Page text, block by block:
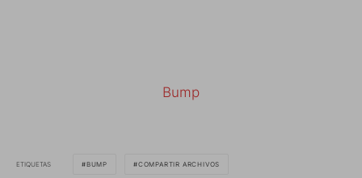
Bump
ETIQUETAS BUMP COMPARTIR ARCHIVOS